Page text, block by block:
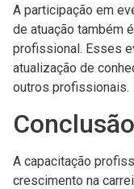
A participação em
de atuação também
profissional. Esses
atualização de
outros profissionais.
Conclusão
A capacitação
crescimento na